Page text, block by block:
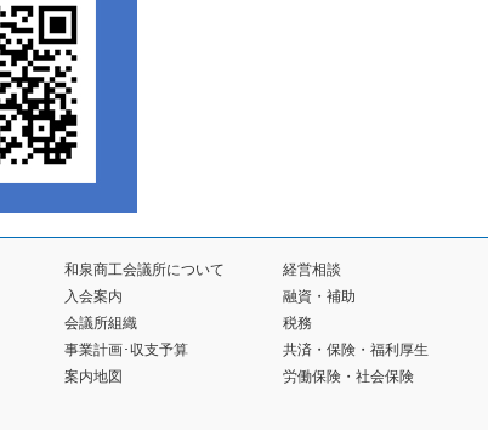
和泉商工会議所について
入会案内
会議所組織
事業計画･収支予算
案内地図
経営相談
融資・補助
税務
共済・保険・福利厚生
労働保険・社会保険